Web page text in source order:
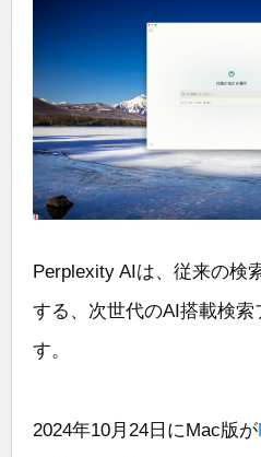
Perplexity AIは、従来の検
する、次世代のAI搭載検
す。
2024年10月24日にMac版が